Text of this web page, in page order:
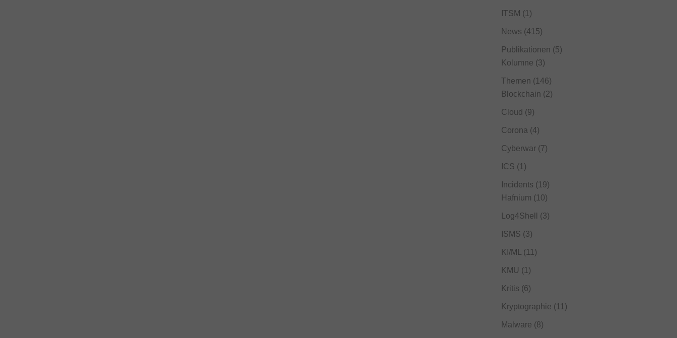
ITSM (1)
News (415)
Publikationen (5)
Kolumne (3)
Themen (146)
Blockchain (2)
Cloud (9)
Corona (4)
Cyberwar(7)
ICS (1)
Incidents (19)
Hafnium (10)
Log4Shell (3)
ISMS (3)
KI/ML (11)
KMU (1)
Kritis (6)
Kryptographie (11)
Malware (8)